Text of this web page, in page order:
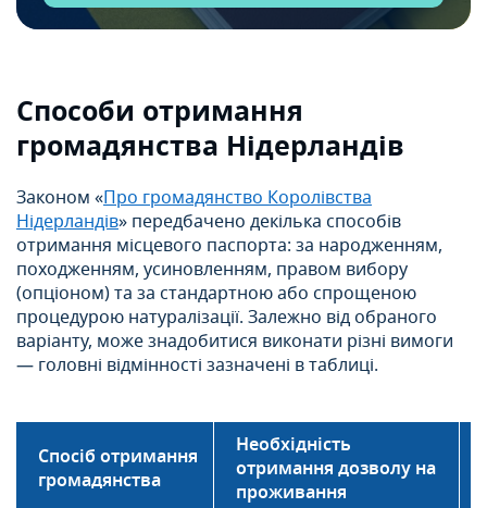
Способи отримання
громадянства Нідерландів
Законом «Про громадянство Королівства
Нідерландів» передбачено декілька способів
отримання місцевого паспорта: за народженням,
походженням, усиновленням, правом вибору
(опціоном) та за стандартною або спрощеною
процедурою натуралізації. Залежно від обраного
варіанту, може знадобитися виконати різні вимоги
— головні відмінності зазначені в таблиці.
Спосіб отримання
громадянства
Необхідність
отримання дозволу на
проживання